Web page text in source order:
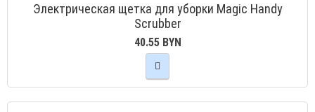
Электрическая щетка для уборки Magic Handy
Scrubber
40.55 BYN